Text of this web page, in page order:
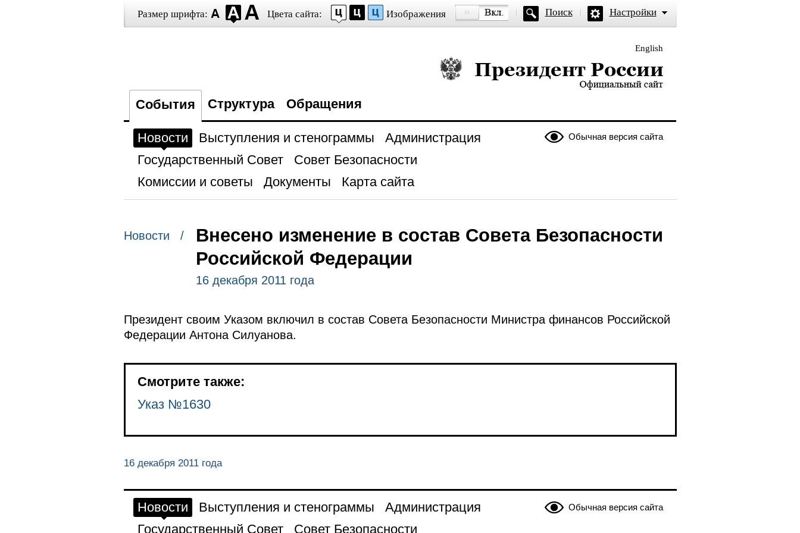
Размер шрифта: Цвета сайта: Изображения Поиск Настройки
English
Президент России — официальный сайт
События Структура Обращения
Обычная версия сайта
Новости Выступления и стенограммы
Администрация
Государственный Совет
Совет Безопасности
Комиссии и советы
Документы Карта сайта
Новости /
Внесено изменение в состав Совета Безопасности
Российской Федерации
16 декабря 2011 года
Президент своим Указом включил в состав Совета Безопасности Министра финансов Российской
Федерации Антона Силуанова.
Смотрите также:
Указ №1630
16 декабря 2011 года
Обычная версия сайта
Новости Выступления и стенограммы
Администрация
Государственный Совет
Совет Безопасности